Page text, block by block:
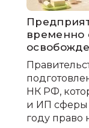
временно
НК РФ,
и ИП сферы
году право